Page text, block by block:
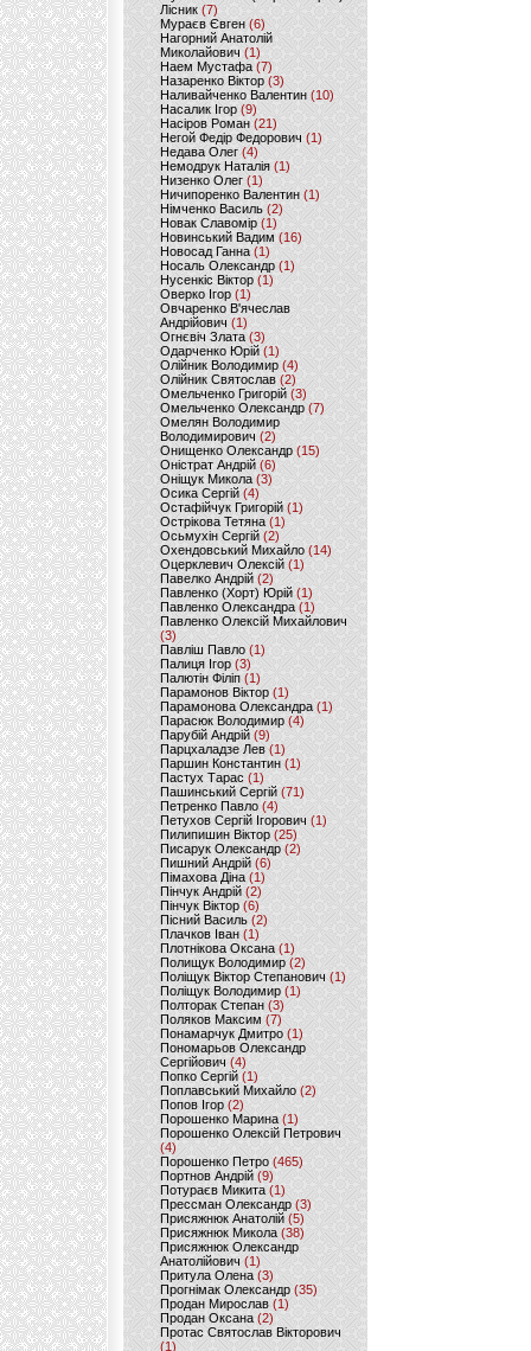
Лісник (7)
Мураєв Євген(6)
Нагорний Анатолій
Миколайович (1)
Наем Мустафа (7)
Назаренко Віктор (3)
Наливайченко Валентин (10)
Насалик Ігор(9)
Насіров Роман (21)
Негой Федір Федорович(1)
Недава Олег(4)
Немодрук Наталія(1)
Низенко Олег (1)
Ничипоренко Валентин (1)
Німченко Василь (2)
Новак Славомір (1)
Новинський Вадим (16)
Новосад Ганна (1)
Носаль Олександр (1)
Нусенкіс Віктор (1)
Оверко Ігор (1)
Овчаренко В'ячеслав
Андрійович(1)
Огнєвіч Злата (3)
Одарченко Юрій(1)
Олійник Володимир (4)
Олійник Святослав (2)
Омельченко Григорій (3)
Омельченко Олександр(7)
Омелян Володимир
Володимирович (2)
Онищенко Олександр (15)
Оністрат Андрій (6)
Оніщук Микола (3)
Осика Сергій(4)
Остафійчук Григорій(1)
Острікова Тетяна (1)
Осьмухін Сергій (2)
Охендовський Михайло (14)
Оцерклевич Олексій (1)
Павелко Андрій (2)
Павленко (Хорт) Юрій (1)
Павленко Олександра (1)
Павленко Олексій Михайлович
(3)
Павліш Павло(1)
Палиця Ігор (3)
Палютін Філіп(1)
Парамонов Віктор (1)
Парамонова Олександра(1)
Парасюк Володимир(4)
Парубій Андрій (9)
Парцхаладзе Лев (1)
Паршин Константин(1)
Пастух Тарас (1)
Пашинський Сергій (71)
Петренко Павло (4)
Петухов Сергій Ігорович (1)
Пилипишин Віктор(25)
Писарук Олександр(2)
Пишний Андрій (6)
Пімахова Діна(1)
Пінчук Андрій(2)
Пінчук Віктор (6)
Пісний Василь (2)
Плачков Іван(1)
Плотнікова Оксана (1)
Полищук Володимир(2)
Поліщук Віктор Степанович(1)
Поліщук Володимир (1)
Полторак Степан(3)
Поляков Максим (7)
Понамарчук Дмитро (1)
Пономарьов Олександр
Сергійович(4)
Попко Сергій (1)
Поплавський Михайло (2)
Попов Ігор(2)
Порошенко Марина (1)
Порошенко Олексій Петрович
(4)
Порошенко Петро (465)
Портнов Андрій (9)
Потураєв Микита(1)
Прессман Олександр(3)
Присяжнюк Анатолій (5)
Присяжнюк Микола (38)
Присяжнюк Олександр
Анатолійович (1)
Притула Олена (3)
Прогнімак Олександр(35)
Продан Мирослав(1)
Продан Оксана (2)
Протас Святослав Вікторович
(1)